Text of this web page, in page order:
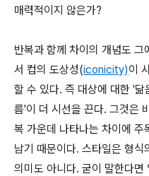
매력적이지 않은가?
반복과 함께 차이의 개념도 그
서 컵의 도상성(iconicity)이
할 수 있다. 즉 대상에 대한 '
름'이 더 시선을 끈다. 그것은
복 가운데 나타나는 차이에 주
남기 때문이다. 스타일은 형
의미도 아니다. 굳이 말한다